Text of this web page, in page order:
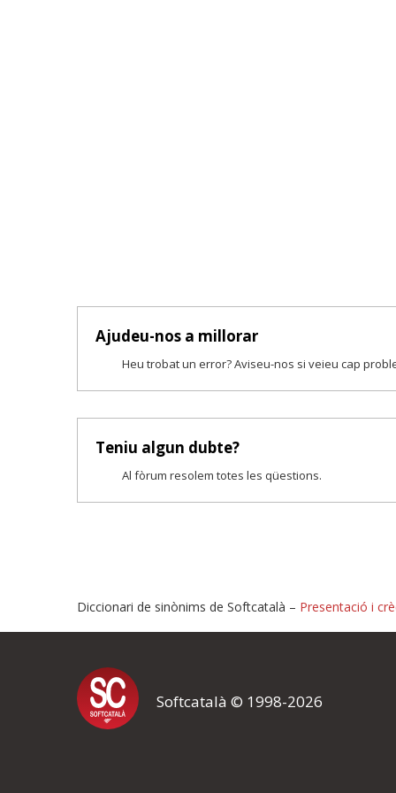
Ajudeu-nos a millorar
Heu trobat un error? Aviseu-nos si veieu cap
Teniu algun dubte?
Al fòrum resolem totes les qüestions.
Proposeu-nos millores
Si heu trobat un error o voleu proposar alguna millora, ompliu els
proposeu o l'error del qual voleu informar-nos.
Diccionari de sinònims de Softcatalà – Presentació i
Softcatalà © 1998-2026